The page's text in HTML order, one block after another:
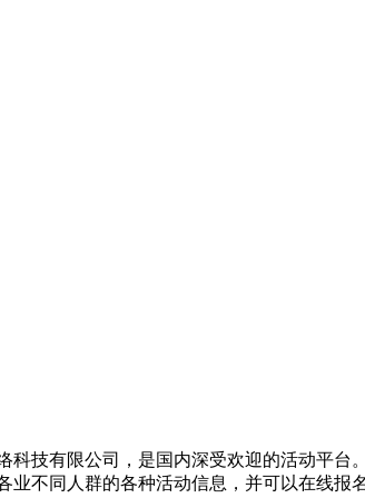
科技有限公司，是国内深受欢迎的活动平
业不同人群的各种活动信息，并可以在线报